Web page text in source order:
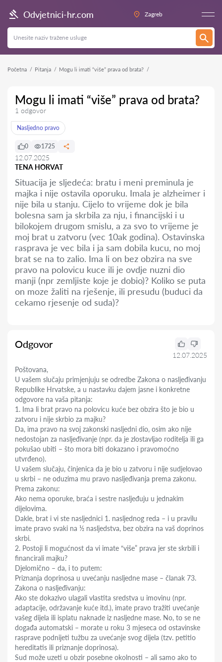
Odvjetnici-hr.com Zagreb
Početna Pitanja Mogu li imati “više” prava od brata?
Mogu li imati “više” prava od brata?
1 odgovor
Nasljedno pravo
TENA HORVAT
0 1725
12.07.2025
Situacija je sljedeća: bratu i meni preminula je
majka i nije ostavila oporuku. Imala je alzheimer i
nije bila u stanju. Cijelo to vrijeme dok je bila
bolesna sam ja skrbila za nju, i financijski i u
bilokojem drugom smislu, a za svo to vrijeme je
moj brat u zatvoru (vec 10ak godina). Ostavinska
rasprava je vec bila i ja sam dobila kucu, no moj
brat se na to zalio. Ima li on bez obzira na sve
pravo na polovicu kuce ili je ovdje nuzni dio
manji (npr zemljiste koje je dobio)? Koliko se puta
on moze žaliti na rješenje, ili presudu (buduci da
cekamo rjesenje od suda)?
Odgovor
12.07.2025
Poštovana,
U vašem slučaju primjenjuju se odredbe Zakona o nasljeđivanju
Republike Hrvatske, a u nastavku dajem jasne i konkretne
odgovore na vaša pitanja:
1. Ima li brat pravo na polovicu kuće bez obzira što je bio u
zatvoru i nije skrbio za majku?
Da, ima pravo na svoj zakonski nasljedni dio, osim ako nije
nedostojan za nasljeđivanje (npr. da je zlostavljao roditelja ili ga
pokušao ubiti – što mora biti dokazano i pravomoćno
utvrđeno).
U vašem slučaju, činjenica da je bio u zatvoru i nije sudjelovao
u skrbi – ne oduzima mu pravo nasljeđivanja prema zakonu.
Prema zakonu:
Ako nema oporuke, braća i sestre nasljeđuju u jednakim
dijelovima.
Dakle, brat i vi ste nasljednici 1. nasljednog reda – i u pravilu
imate pravo svaki na ½ nasljedstva, bez obzira na vaš doprinos
skrbi.
2. Postoji li mogućnost da vi imate “više” prava jer ste skrbili i
financirali majku?
Djelomično – da, i to putem:
Priznanja doprinosa u uvećanju nasljedne mase – članak 73.
Zakona o nasljeđivanju:
Ako ste dokazivo ulagali vlastita sredstva u imovinu (npr.
adaptacije, održavanje kuće itd.), imate pravo tražiti uvećanje
vašeg dijela ili isplatu naknade iz nasljedne mase. No, to se ne
događa automatski – morate u roku 3 mjeseca od ostavinske
rasprave podnijeti tužbu za uvećanje svog dijela (tzv. petitio
hereditatis ili priznanje doprinosa).
Sud može uzeti u obzir posebne okolnosti – ali samo ako to